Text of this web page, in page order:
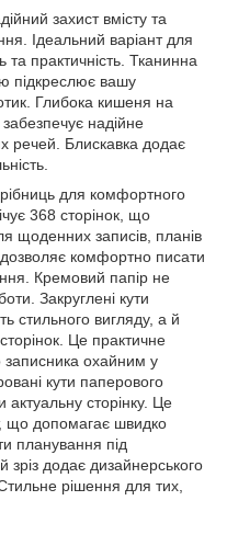
захист вмісту та
Ідеальний варіант для
та практичність. Тканинна
підкреслює вашу
Глибока кишеня на
надійне
речей. Блискавка додає
для комфортного
368 сторінок, що
щоденних записів, планів
дозволяє комфортно писати
Кремовий папір не
Закруглені кути
стильного вигляду, а й
Це практичне
записника охайним у
кути паперового
сторінку. Це
що допомагає швидко
планування під
додає дизайнерського
рішення для тих,